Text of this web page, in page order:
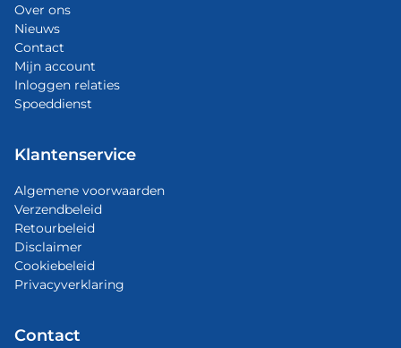
Over ons
Nieuws
Contact
Mijn account
Inloggen relaties
Spoeddienst
Klantenservice
Algemene voorwaarden
Verzendbeleid
Retourbeleid
Disclaimer
Cookiebeleid
Privacyverklaring
Contact